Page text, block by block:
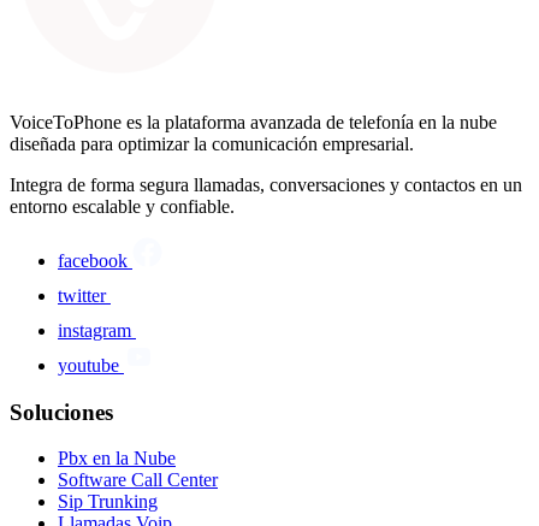
VoiceToPhone es la plataforma avanzada de telefonía en la nube
diseñada para optimizar la comunicación empresarial.
Integra de forma segura llamadas, conversaciones y contactos en un
entorno escalable y confiable.
facebook
twitter
instagram
youtube
Soluciones
Pbx en la Nube
Software Call Center
Sip Trunking